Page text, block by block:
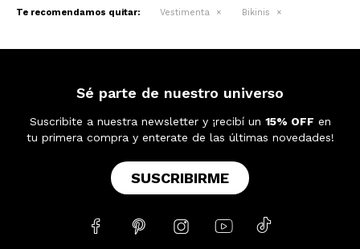
Te recomendamos quitar: Vestimenta Bikinis
Sé parte de nuestro universo
Suscribite a nuestra newsletter y ¡recibí un 15% OFF en
tu primera compra y enterate de las últimas novedades!
SUSCRIBIRME
    